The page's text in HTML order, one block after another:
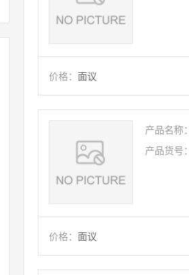
价格： 面议
产品名称：
产品货号：
价格： 面议